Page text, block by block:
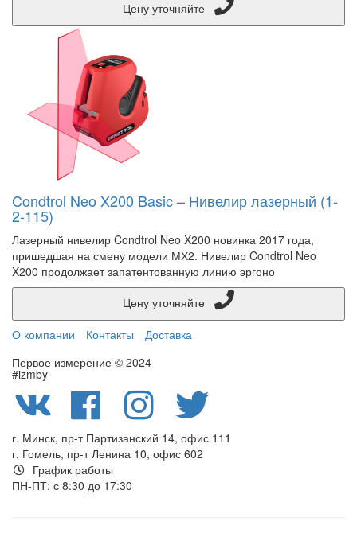
Condtrol Neo X200 Basic – Нивелир лазерный (1-
2-115)
Лазерный нивелир Condtrol Neo X200 новинка 2017 года,
пришедшая на смену модели МХ2. Нивелир Condtrol Neo
X200 продолжает запатентованную линию эргоно
О компании
Контакты
Доставка
Первое измерение © 2024
#izmby
г. Минск, пр-т Партизанский 14, офис 111
г. Гомель, пр-т Ленина 10, офис 602
График работы
ПН-ПТ: с 8:30 до 17:30